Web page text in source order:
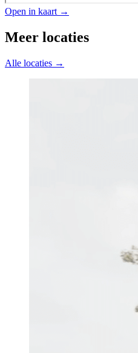
Open in kaart →
Meer locaties
Alle locaties →